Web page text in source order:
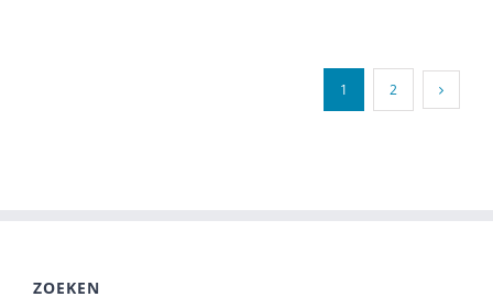
1 2
ZOEKEN